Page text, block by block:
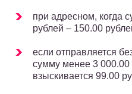
при адресном, когда
рублей – 150.00
если отправляется
сумму менее 3 000.00
взыскивается 99.00